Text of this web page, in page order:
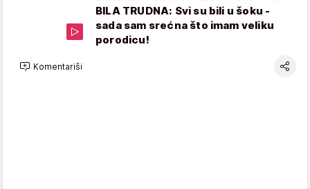
BILA TRUDNA: Svi su bili u šoku -
sada sam srećna što imam veliku
porodicu!
Komentariši